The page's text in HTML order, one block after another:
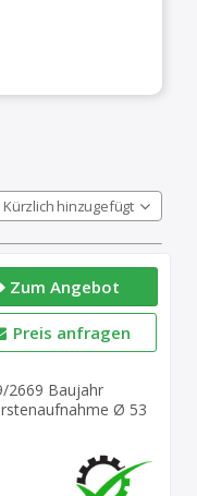
Kürzlich hinzugefügt
Zum Angebot
Preis anfragen
2669 Baujahr
Ø 53
400
720 x 480 x 1180